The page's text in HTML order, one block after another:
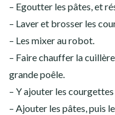
– Egoutter les pâtes, et
– Laver et brosser les
– Les mixer au robot.
– Faire chauffer la cuillère
grande poêle.
– Y ajouter les
– Ajouter les pâtes, puis